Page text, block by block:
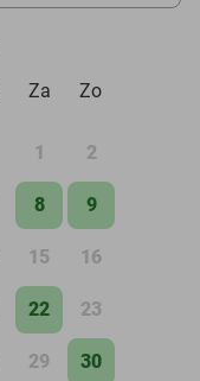
Za Zo
1 2
8 9
15 16
22 23
29 30